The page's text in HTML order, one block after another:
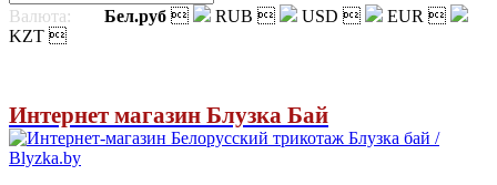
Валюта:
Бел.руб  RUB  USD  EUR 
KZT 
Интернет магазин Блузка Бай